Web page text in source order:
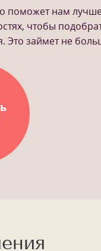
поможет нам
чтобы
Это займет не